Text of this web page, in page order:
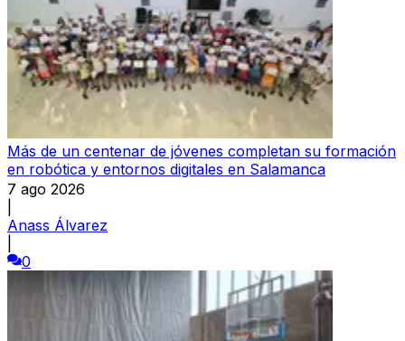
Más de un centenar de jóvenes completan su formación
en robótica y entornos digitales en Salamanca
7 ago 2026
Anass Álvarez
0